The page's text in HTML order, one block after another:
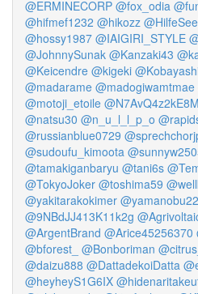
@ERMINECORP @fox_odia
@hifmef1232 @hikozz
@hossy1987 @IAIGIRI_STYLE
@JohnnySunak @Kanzaki43
@Keicendre @kigeki
@madarame @madogiwamtmae
@motoji_etoile
@natsu30 @n_u_l_l_p_o
@russianblue0729
@sudoufu_kimoota
@tamakiganbaryu @tani6s
@TokyoJoker @toshima59
@yakitarakokimer
@9NBdJJ413K11k2g
@ArgentBrand @Arice45256370
@bforest_ @Bonboriman
@daizu888 @DattadekoiDatta
@heyheyS1G6IX